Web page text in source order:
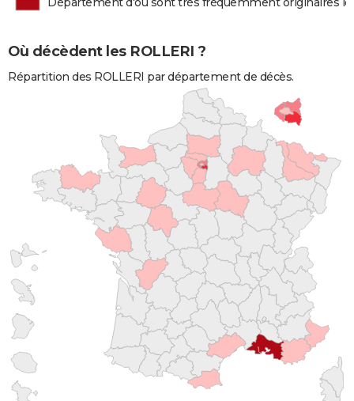
Où décèdent les ROLLERI ?
Répartition des ROLLERI par département de décès.